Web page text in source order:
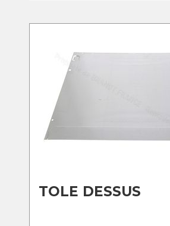
TOLE DESSUS